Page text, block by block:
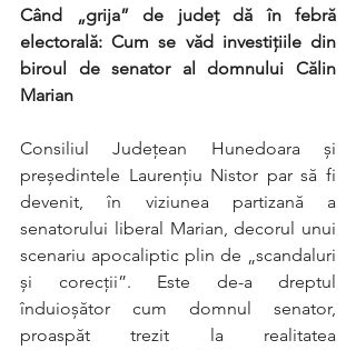
Când „grija” de județ dă în febră
electorală: Cum se văd investițiile din
biroul de senator al domnului Călin
Marian
Consiliul Județean Hunedoara și
președintele Laurențiu Nistor par să fi
devenit, în viziunea partizană a
senatorului liberal Marian, decorul unui
scenariu apocaliptic plin de „scandaluri
și corecții”. Este de-a dreptul
înduioșător cum domnul senator,
proaspăt trezit la realitatea